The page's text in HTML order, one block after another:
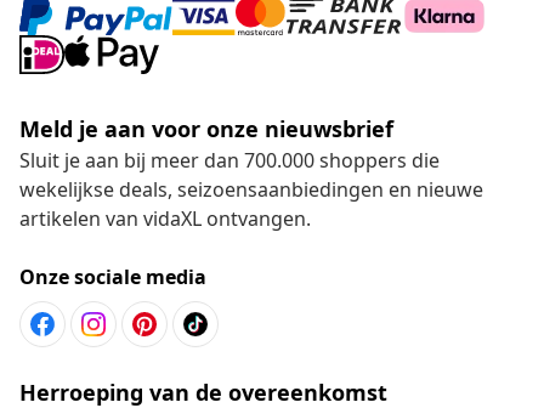
Meld je aan voor onze nieuwsbrief
Sluit je aan bij meer dan 700.000 shoppers die
wekelijkse deals, seizoensaanbiedingen en nieuwe
artikelen van vidaXL ontvangen.
Onze sociale media
Herroeping van de overeenkomst